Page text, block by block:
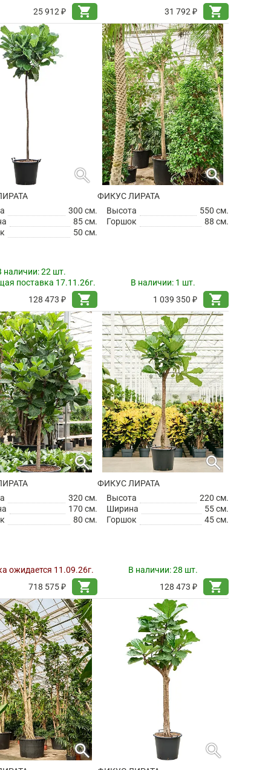
25 912 ₽
shopping_cart
31 792 ₽
shopping_cart
search
300 см.
85 см.
50 см.
наличии:22 шт.
поставка 17.11.26г.
128 473 ₽
shopping_cart
search
ФИКУС ЛИРАТА
Высота
550 см.
Горшок
88 см.
В наличии: 1 шт.
1 039 350 ₽
shopping_cart
search
320 см.
170 см.
80 см.
ожидается 11.09.26г.
718 575 ₽
shopping_cart
search
ФИКУС ЛИРАТА
Высота
220 см.
Ширина
55 см.
Горшок
45 см.
В наличии:28 шт.
128 473 ₽
shopping_cart
search search